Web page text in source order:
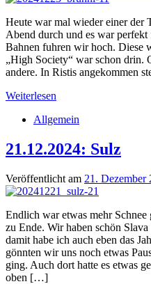
Heute war mal wieder einer der
Abend durch und es war
Bahnen fuhren wir hoch. Diese
„High Society“ war schon drin.
andere. In Ristis angekommen
Weiterlesen
Allgemein
21.12.2024: Sulz
Veröffentlicht am 21. Dezember
Endlich war etwas mehr
zu Ende. Wir haben schön
damit habe ich auch eben das
gönnten wir uns noch etwas
ging. Auch dort hatte es etwas
oben […]